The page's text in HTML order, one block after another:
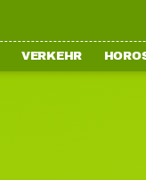
VERKEHR